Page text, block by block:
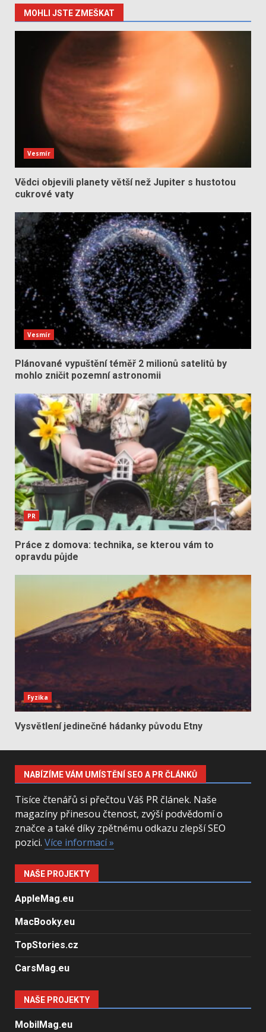
MOHLI JSTE ZMEŠKAT
Vesmír
Vědci objevili planety větší než Jupiter s hustotou
cukrové vaty
Vesmír
Plánované vypuštění téměř 2 milionů satelitů by
mohlo zničit pozemní astronomii
PR
Práce z domova: technika, se kterou vám to
opravdu půjde
Fyzika
Vysvětlení jedinečné hádanky původu Etny
NABÍZÍME VÁM UMÍSTĚNÍ SEO A PR ČLÁNKŮ
Tisíce čtenářů si přečtou Váš PR článek. Naše
magazíny přinesou čtenost, zvýší podvědomí o
značce a také díky zpětnému odkazu zlepší SEO
pozici. Více informací »
NAŠE PROJEKTY
AppleMag.eu
MacBooky.eu
TopStories.cz
CarsMag.eu
NAŠE PROJEKTY
MobilMag.eu